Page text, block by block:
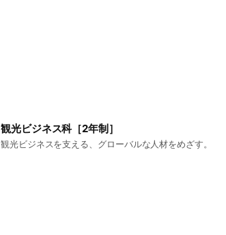
観光ビジネス科［2年制］
観光ビジネスを支える、グローバルな人材をめざす。